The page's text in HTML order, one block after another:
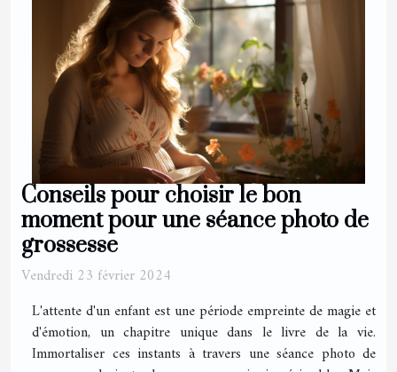
Conseils pour choisir le bon
moment pour une séance photo de
grossesse
Vendredi 23 février 2024
L'attente d'un enfant est une période empreinte de magie et
d'émotion, un chapitre unique dans le livre de la vie.
Immortaliser ces instants à travers une séance photo de